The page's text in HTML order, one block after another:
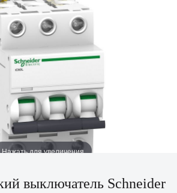
Нажать для увеличения
выключатель Schneider